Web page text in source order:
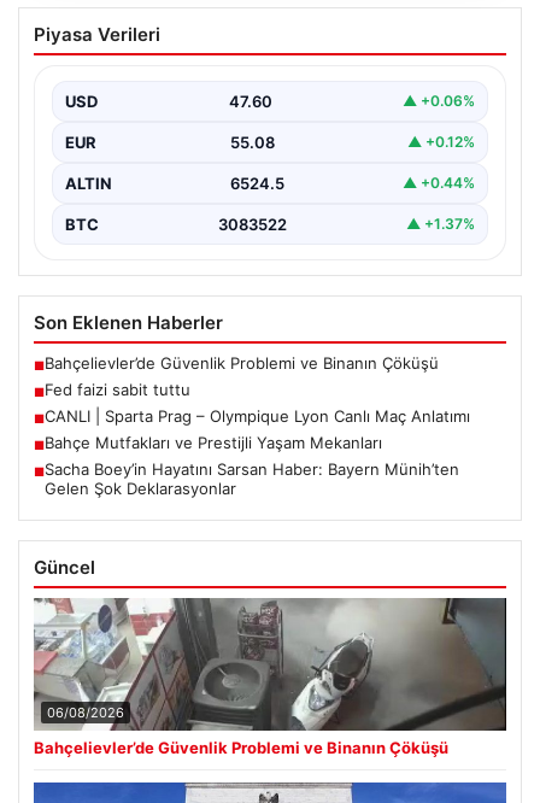
CANLI | Sparta Prag – Olympique Lyon
Canlı Maç Anlatımı
Piyasa Verileri
USD 47.60 ▲ +0.06%
EUR 55.08 ▲ +0.12%
ALTIN 6524.5 ▲ +0.44%
BTC 3083522 ▲ +1.37%
Son Eklenen Haberler
■Bahçelievler’de Güvenlik Problemi ve Binanın Çöküşü
■Fed faizi sabit tuttu
■CANLI | Sparta Prag – Olympique Lyon Canlı Maç Anlatımı
■Bahçe Mutfakları ve Prestijli Yaşam Mekanları
■Sacha Boey’in Hayatını Sarsan Haber: Bayern Münih’ten
Gelen Şok Deklarasyonlar
Güncel
06/08/2026
Bahçelievler’de Güvenlik Problemi ve Binanın Çöküşü